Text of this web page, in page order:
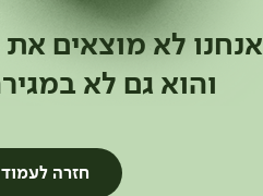
אנחנו לא מוצאים
והוא גם לא
חזרה